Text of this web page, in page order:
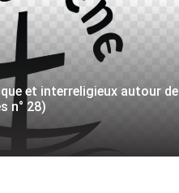
et interreligieux autour de
n° 28)